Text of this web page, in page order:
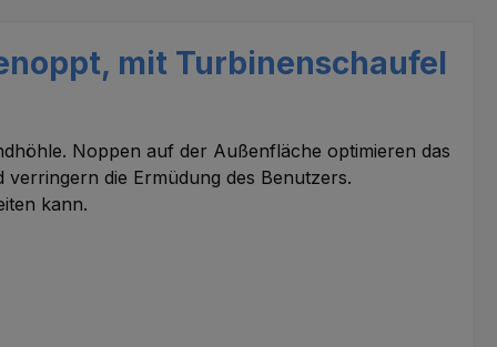
mit Turbinenschaufel
Noppen auf der Außenfläche optimieren das
die Ermüdung des Benutzers.
kann.